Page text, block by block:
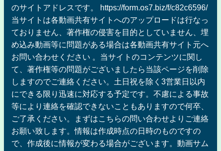
のサイトアドレスです。 https://form.os7.biz/f/c82c6596/
当サイトは各動画共有サイトへのアップロードは行なっ
ておりません、著作権の侵害を目的としていません、埋
め込み動画等に問題がある場合は各動画共有サイト元へ
お問い合わせください 。当サイトのコンテンツに関し
て、著作権等の問題がございましたら当該ページを削除
しますのでご連絡ください。土日祝を除く3営業日以内
にできる限り迅速に対応する予定です。不慮による事故
等により連絡を確認できないこともありますので何卒、
ご了承ください。まずはこちらの問い合わせよりご連絡
お願い致します。情報は作成時点の日時のものですの
で、作成後に情報が変わる場合がございます。動画サム